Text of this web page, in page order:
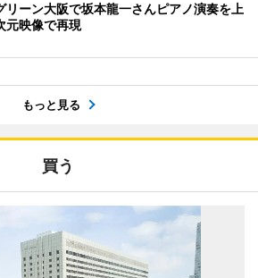
リーン大阪で坂本龍一さんピアノ演奏を上
映像で再現
もっと見る
買う